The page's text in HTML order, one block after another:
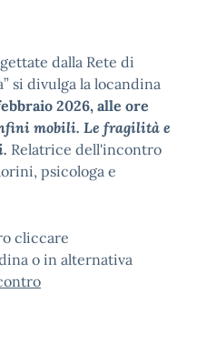
dalla Rete di
si divulga la locandina
2026,alle ore
mobili. Le fragilità e
Relatrice dell'incontro
psicologa e
cliccare
o in alternativa